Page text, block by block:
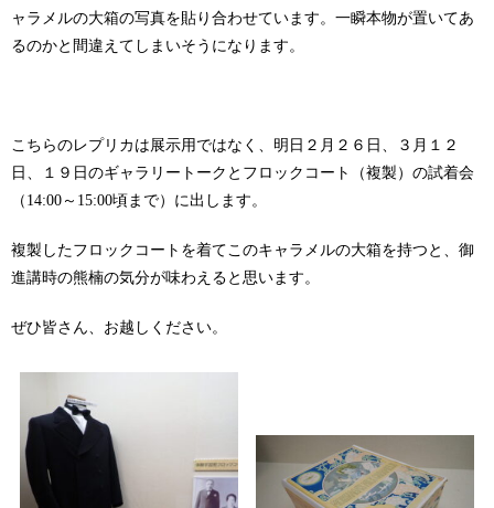
ャラメルの大箱の写真を貼り合わせています。一瞬本物が置いてあ
るのかと間違えてしまいそうになります。
こちらのレプリカは展示用ではなく、明日２月２６日、３月１２
日、１９日のギャラリートークとフロックコート（複製）の試着会
（14:00～15:00頃まで）に出します。
複製したフロックコートを着てこのキャラメルの大箱を持つと、御
進講時の熊楠の気分が味わえると思います。
ぜひ皆さん、お越しください。